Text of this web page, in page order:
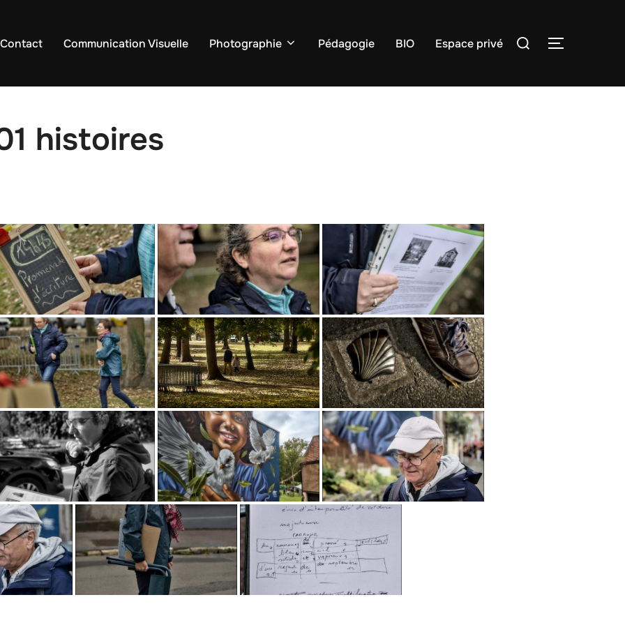
Communication Visuelle Photographie Pédagogie BIO Espace privé
Rechercher :
histoires